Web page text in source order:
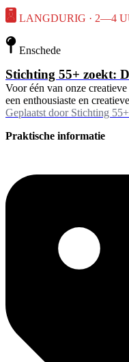
LANGDURIG · 2—4
Enschede
Stichting 55+ zoekt:
Voor één van onze
een enthousiaste en
Geplaatst door Stichting
Praktische informatie